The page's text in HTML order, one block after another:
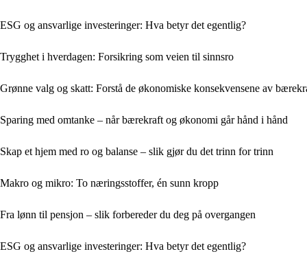
ESG og ansvarlige investeringer: Hva betyr det egentlig?
Trygghet i hverdagen: Forsikring som veien til sinnsro
Grønne valg og skatt: Forstå de økonomiske konsekvensene av
Sparing med omtanke – når bærekraft og økonomi går hånd i hånd
Skap et hjem med ro og balanse – slik gjør du det trinn for trinn
Makro og mikro: To næringsstoffer, én sunn kropp
Fra lønn til pensjon – slik forbereder du deg på overgangen
ESG og ansvarlige investeringer: Hva betyr det egentlig?